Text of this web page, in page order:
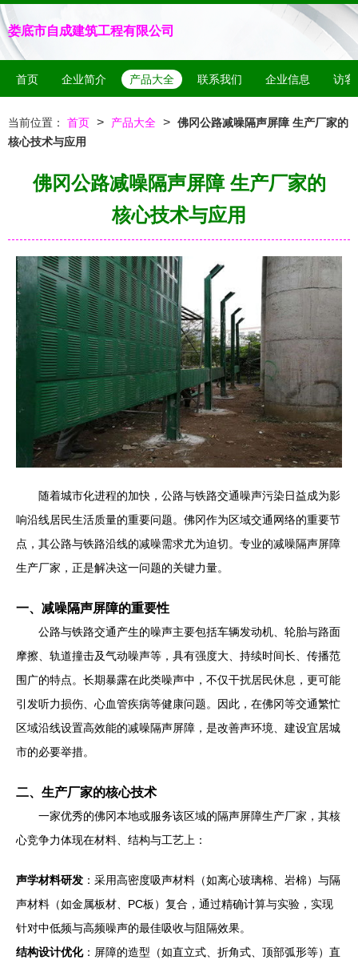
娄底市自成建筑工程有限公司
首页 企业简介 产品大全 联系我们 企业信息 访客
当前位置： 首页 > 产品大全 > 佛冈公路减噪隔声屏障 生产厂家的
核心技术与应用
佛冈公路减噪隔声屏障 生产厂家的
核心技术与应用
随着城市化进程的加快，公路与铁路交通噪声污染日益成为影
响沿线居民生活质量的重要问题。佛冈作为区域交通网络的重要节
点，其公路与铁路沿线的减噪需求尤为迫切。专业的减噪隔声屏障
生产厂家，正是解决这一问题的关键力量。
一、减噪隔声屏障的重要性
公路与铁路交通产生的噪声主要包括车辆发动机、轮胎与路面
摩擦、轨道撞击及气动噪声等，具有强度大、持续时间长、传播范
围广的特点。长期暴露在此类噪声中，不仅干扰居民休息，更可能
引发听力损伤、心血管疾病等健康问题。因此，在佛冈等交通繁忙
区域沿线设置高效能的减噪隔声屏障，是改善声环境、建设宜居城
市的必要举措。
二、生产厂家的核心技术
一家优秀的佛冈本地或服务该区域的隔声屏障生产厂家，其核
心竞争力体现在材料、结构与工艺上：
声学材料研发 ：采用高密度吸声材料（如离心玻璃棉、岩棉）与隔
声材料（如金属板材、PC板）复合，通过精确计算与实验，实现
针对中低频与高频噪声的最佳吸收与阻隔效果。
结构设计优化：屏障的造型（如直立式、折角式、顶部弧形等）直